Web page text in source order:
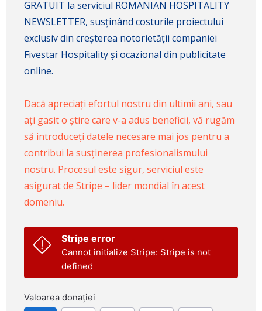
GRATUIT la serviciul ROMANIAN HOSPITALITY
NEWSLETTER, susținând costurile proiectului
exclusiv din creșterea notorietății companiei
Fivestar Hospitality și ocazional din publicitate
online.
Dacă apreciați efortul nostru din ultimii ani, sau
ați gasit o știre care v-a adus beneficii, vă rugăm
să introduceți datele necesare mai jos pentru a
contribui la susținerea profesionalismului
nostru. Procesul este sigur, serviciul este
asigurat de Stripe – lider mondial în acest
domeniu.
Stripe error
Cannot initialize Stripe: Stripe is not
defined
Valoarea donației